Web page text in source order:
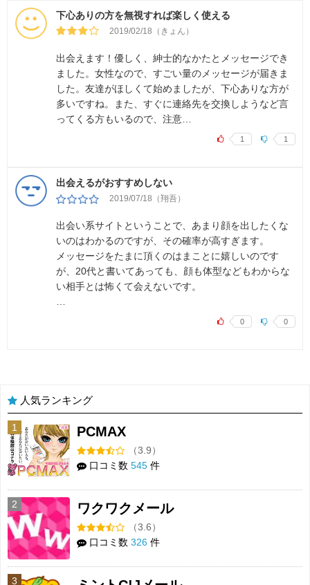
下心ありの方を無視すれば楽しく使える
2019/02/18（きょん）
出会えます！優しく、紳士的なかたとメッセージでき
ました。女性なので、すごい量のメッセージが届きま
した。友達がほしくて始めましたが、下心ありな方が
多いですね。また、すぐに連絡先を交換しようなど言
ってくる方もいるので、注意…
1 1
出会えるがおすすめしない
2019/07/18（翔吾）
出会い系サイトということで、あまり顔を出したくな
いのはわかるのですが、その確率が高すぎます。
メッセージをたまに頂くのはまことに嬉しいのです
が、20代と書いてあっても、顔も体型などもわからな
い相手とは怖くて会えないです。
0 0
人気ランキング
1 PCMAX
（3.9）
口コミ数 545 件
2 ワクワクメール
（3.6）
口コミ数 326 件
3